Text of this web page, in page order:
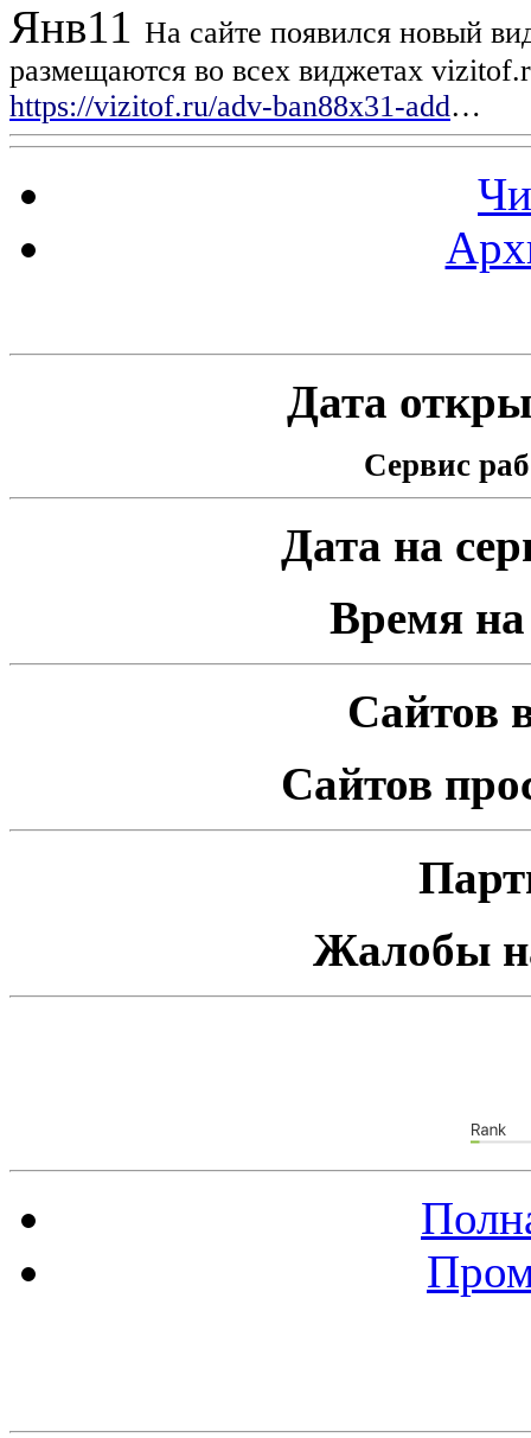
Янв11 На сайте появился новый
размещаются во всех виджетах
https://vizitof.ru/adv-ban88x31-add…
Дата
Сервис
Дата на
Время на
Сайтов
Сайтов
Жалобы